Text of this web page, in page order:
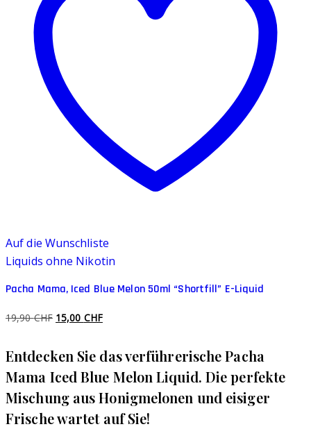
Auf die Wunschliste
Liquids ohne Nikotin
Pacha Mama, Iced Blue Melon 50ml “Shortfill” E-Liquid
19,90CHF Ursprünglicher
war:
19,90 CHF
15,00 CHFAktueller
ist:
15,00 CHF.
Entdecken Sie das verführerische Pacha
Mama Iced Blue Melon Liquid. Die perfekte
Mischung aus Honigmelonen und eisiger
Frische wartet auf Sie!